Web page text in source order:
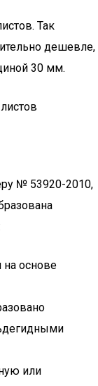
Так
дешевле,
30 мм.
№ 53920-2010,
основе
или